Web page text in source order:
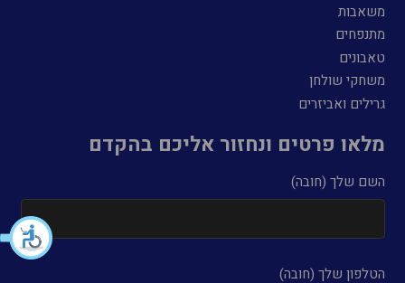
משאבות
מתנפחים
טאבונים
משחקי שולחן
גרילים ואביזרים
מלאו פרטים ונחזור אליכם בהקדם
השם שלך (חובה)
הטלפון שלך (חובה)